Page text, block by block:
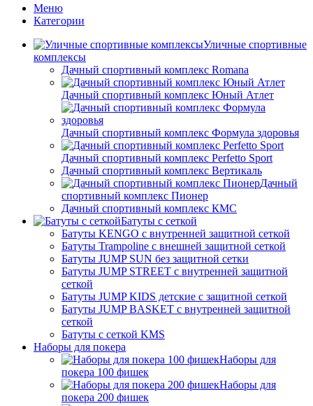
Меню
Категории
Уличные спортивные
комплексы
Дачный спортивный комплекс Romana
Дачный спортивный комплекс Юный Атлет
Дачный спортивный комплекс Формула здоровья
Дачный спортивный комплекс Perfetto Sport
Дачный спортивный комплекс Вертикаль
Дачный
спортивный комплекс Пионер
Дачный спортивный комплекс КМС
Батуты с сеткой
Батуты KENGO с внутренней защитной сеткой
Батуты Trampoline с внешней защитной сеткой
Батуты JUMP SUN без защитной сетки
Батуты JUMP STREET с внутренней защитной
сеткой
Батуты JUMP KIDS детские с защитной сеткой
Батуты JUMP BASKET с внутренней защитной
сеткой
Батуты с сеткой KMS
Наборы для покера
Наборы для
покера 100 фишек
Наборы для
покера 200 фишек